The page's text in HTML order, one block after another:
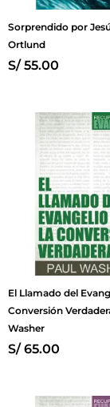
Sorprendido por
Ortlund
S/55.00
El Llamado del
Conversión
Washer
S/65.00